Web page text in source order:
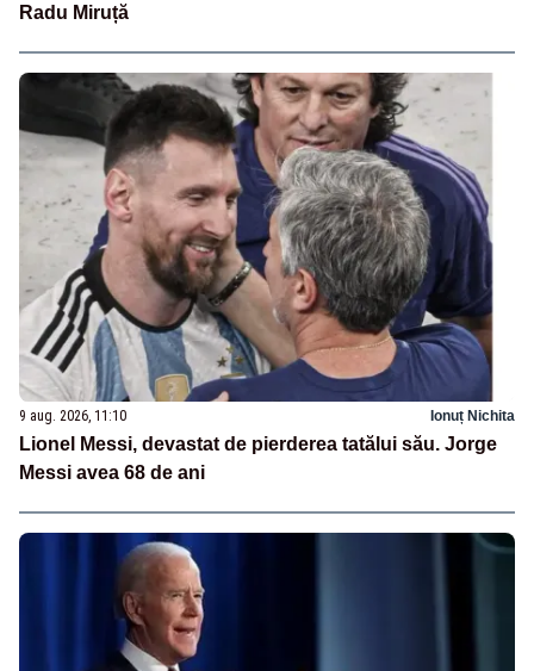
Radu Miruță
9 aug. 2026, 11:10 Ionuț Nichita
Lionel Messi, devastat de pierderea tatălui său. Jorge
Messi avea 68 de ani